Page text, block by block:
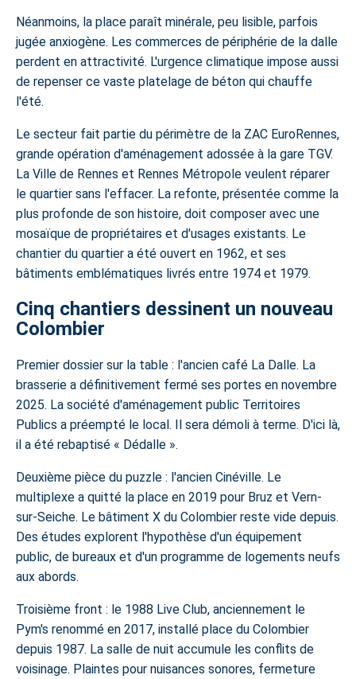
Néanmoins, la place paraît minérale, peu lisible, parfois
jugée anxiogène. Les commerces de périphérie de la dalle
perdent en attractivité. L'urgence climatique impose aussi
de repenser ce vaste platelage de béton qui chauffe
l'été.
Le secteur fait partie du périmètre de la ZAC EuroRennes,
grande opération d'aménagement adossée à la gare TGV.
La Ville de Rennes et Rennes Métropole veulent réparer
le quartier sans l'effacer. La refonte, présentée comme la
plus profonde de son histoire, doit composer avec une
mosaïque de propriétaires et d'usages existants. Le
chantier du quartier a été ouvert en 1962, et ses
bâtiments emblématiques livrés entre 1974 et 1979.
Cinq chantiers dessinent un nouveau
Colombier
Premier dossier sur la table : l'ancien café La Dalle. La
brasserie a définitivement fermé ses portes en novembre
2025. La société d'aménagement public Territoires
Publics a préempté le local. Il sera démoli à terme. D'ici là,
il a été rebaptisé « Dédalle ».
Deuxième pièce du puzzle : l'ancien Cinéville. Le
multiplexe a quitté la place en 2019 pour Bruz et Vern-
sur-Seiche. Le bâtiment X du Colombier reste vide depuis.
Des études explorent l'hypothèse d'un équipement
public, de bureaux et d'un programme de logements neufs
aux abords.
Troisième front : le 1988 Live Club, anciennement le
Pym's renommé en 2017, installé place du Colombier
depuis 1987. La salle de nuit accumule les conflits de
voisinage. Plaintes pour nuisances sonores, fermeture